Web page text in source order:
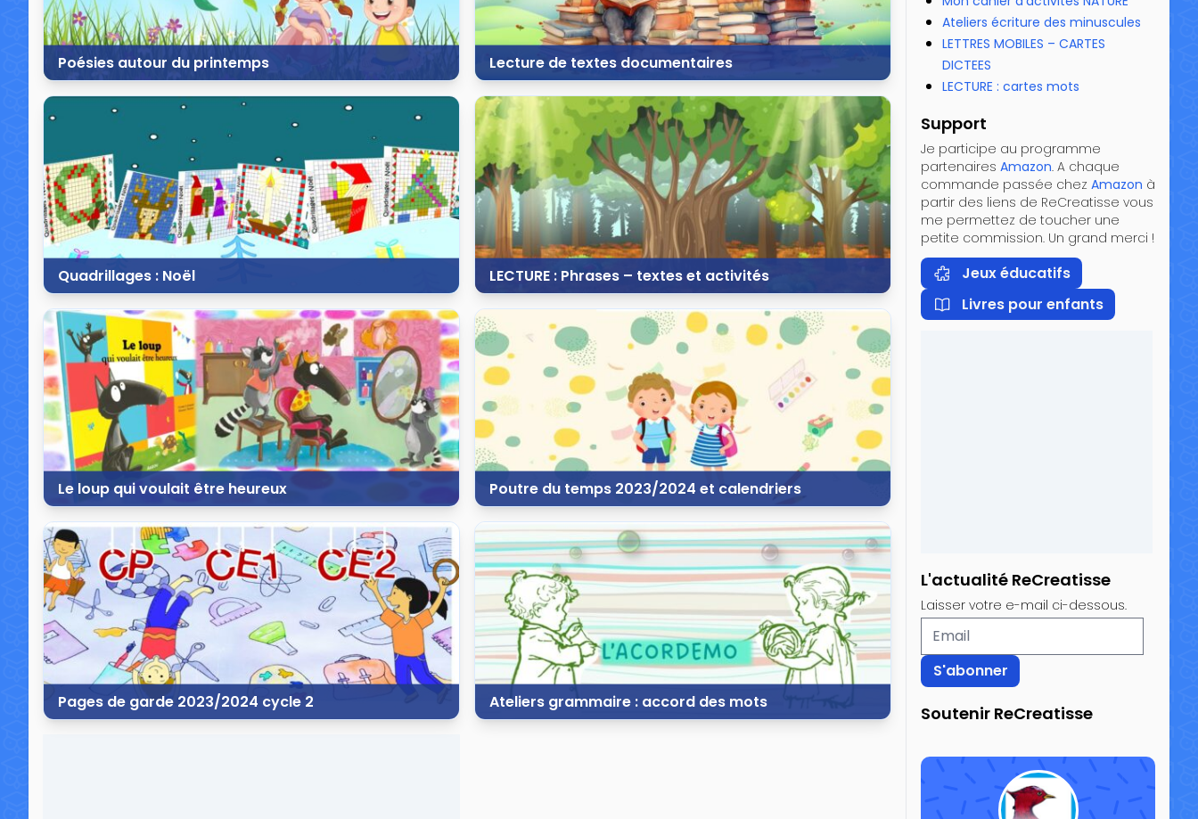
Poésies autour du printemps
13 mars 2024
0 commentaire
8 849 vues
Lecture de textes documentaires
19 décembre 2023
4 commentaires
47 292 vues
Quadrillages : Noël
30 novembre 2023
5 commentaires
13 237 vues
LECTURE : Phrases – textes et activités
31 octobre 2023
38 commentaires
56 639 vues
Le loup qui voulait être heureux
6 octobre 2023
3 commentaires
11 139 vues
Poutre du temps 2023/2024 et calendriers
28 juillet 2023
27 commentaires
13 178 vues
Pages de garde 2023/2024 cycle 2 Ateliers grammaire : accord des mots
Ateliers écriture des minuscules
LETTRES MOBILES – CARTES
DICTEES
LECTURE : cartes mots
Support
Je participe au programme
partenaires Amazon. A chaque
commande passée chez Amazon à
partir des liens de ReCreatisse vous
me permettez de toucher une
petite commission. Un grand merci !
Jeux éducatifs
Livres pour enfants
L'actualité ReCreatisse
Laisser votre e-mail ci-dessous.
Soutenir ReCreatisse